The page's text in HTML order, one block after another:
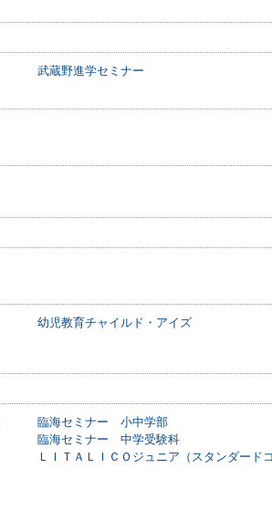
武蔵野進学セミナー
幼児教育チャイルド・アイズ
臨海セミナー 小中学部
臨海セミナー 中学受験科
ＬＩＴＡＬＩＣＯジュニア（スタンダード